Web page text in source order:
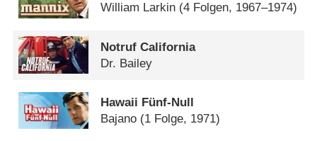
William Larkin (4 Folgen, 1967–1974)
Notruf California
Dr. Bailey
Hawaii Fünf-Null
Bajano (1 Folge, 1971)